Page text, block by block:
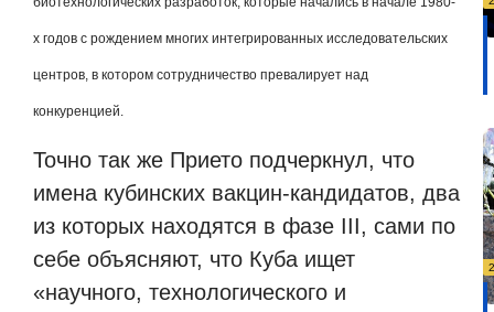
х годов с рождением многих интегрированных исследовательских
центров, в котором сотрудничество превалирует над
конкуренцией.
Точно так же Прието подчеркнул, что
имена кубинских вакцин-кандидатов, два
из которых находятся в фазе III, сами по
себе объясняют, что Куба ищет
«научного, технологического и